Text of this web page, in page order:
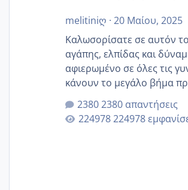
melitiniღ · 20 Μαίου, 2025
Καλωσορίσατε σε αυτόν
αγάπης, ελπίδας και
αφιερωμένο σε όλες τις
κάνουν το μεγάλο βήμα
μητρότητα μέσω
Εδώ θα μοιραστούμε
εμπειρίες και κάθε μικρή ή
2380 απαντήσεις
224978